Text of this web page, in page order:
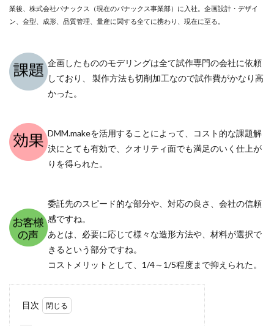
業後、株式会社パナックス（現在のパナックス事業部）に入社。企画設計・デザイ
ン、金型、成形、品質管理、量産に関する全てに携わり、現在に至る。
企画したもののモデリングは全て試作専門の会社に依頼
しており、 製作方法も切削加工なので試作費がかなり高
かった。
DMM.makeを活用することによって、コスト的な課題解
決にとても有効で、クオリティ面でも満足のいく仕上が
りを得られた。
委託先のスピード的な部分や、対応の良さ、会社の信頼
感ですね。
あとは、必要に応じて様々な造形方法や、材料が選択で
きるという部分ですね。
コストメリットとして、1/4～1/5程度まで抑えられた。
目次